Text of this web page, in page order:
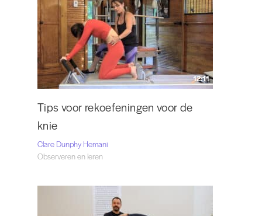
12:11
Tips voor rekoefeningen voor de
knie
Clare Dunphy Hemani
Observeren en leren